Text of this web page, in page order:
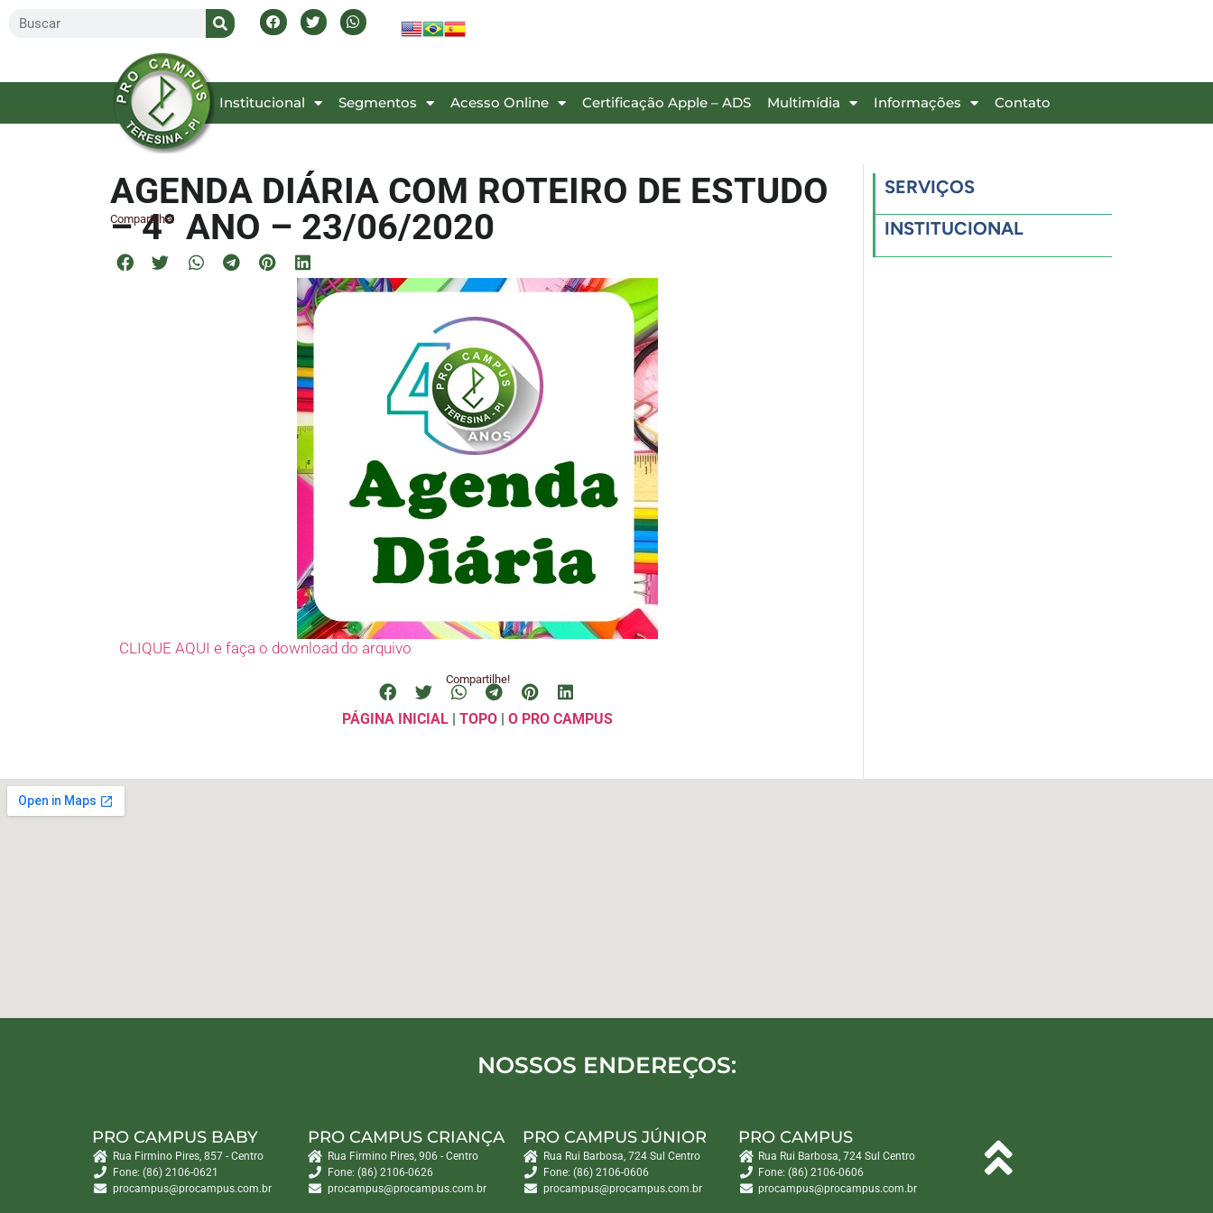
Inicial Institucional Segmentos Acesso Online Certificação Apple – ADS Multimídia Informações Contato
AGENDA DIÁRIA COM ROTEIRO DE ESTUDO
– 4° ANO – 23/06/2020
Compartilhe!
CLIQUE AQUI e faça o download do arquivo
Compartilhe!
PÁGINA INICIAL | TOPO | O PRO CAMPUS
SERVIÇOS
INSTITUCIONAL
NOSSOS ENDEREÇOS:
PRO CAMPUS BABY
Rua Firmino Pires, 857 - Centro
Fone: (86) 2106-0621
procampus@procampus.com.br
PRO CAMPUS CRIANÇA
Rua Firmino Pires, 906 - Centro
Fone: (86) 2106-0626
procampus@procampus.com.br
PRO CAMPUS JÚNIOR
Rua Rui Barbosa, 724 Sul Centro
Fone: (86) 2106-0606
procampus@procampus.com.br
PRO CAMPUS
Rua Rui Barbosa, 724 Sul Centro
Fone: (86) 2106-0606
procampus@procampus.com.br